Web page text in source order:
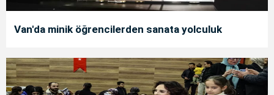
Van'da minik öğrencilerden sanata yolculuk